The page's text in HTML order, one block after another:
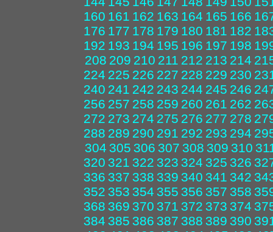
160 161 162 163 164 165 166
176 177 178 179 180 181 182
192 193 194 195 196 197 198
208 209 210 211 212 213 214
224 225 226 227 228 229 230
240 241 242 243 244 245 246
256 257 258 259 260 261 262
272 273 274 275 276 277 278
288 289 290 291 292 293 294
304 305 306 307 308 309 310
320 321 322 323 324 325 326
336 337 338 339 340 341 342
352 353 354 355 356 357 358
368 369 370 371 372 373 374
384 385 386 387 388 389 390